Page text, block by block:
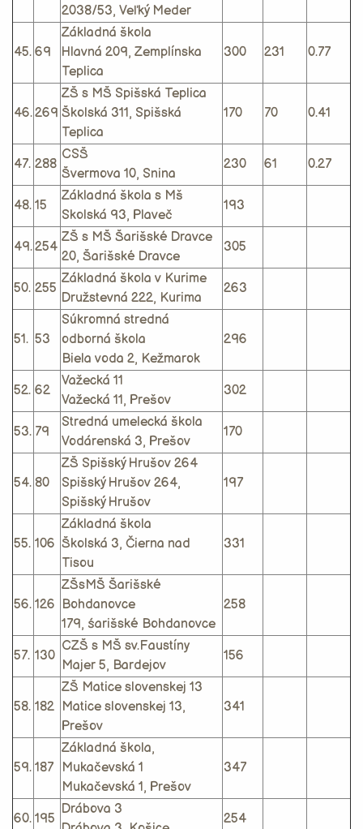
2038/53, Veľký Meder
45. 69
Základná škola
Hlavná 209, Zemplínska
Teplica
300 231 0.77
46.269
ZŠ s MŠ Spišská Teplica
Školská 311, Spišská
Teplica
170 70 0.41
47. 288
CSŠ
Švermova 10, Snina
230 61 0.27
48. 15
Základná škola s Mš
Skolská 93, Plaveč
193
49.254
ZŠ s MŠ Šarišské Dravce
20, Šarišské Dravce
305
50. 255
Základná škola v Kurime
Družstevná 222, Kurima
263
51. 53
Súkromná stredná
odborná škola
Biela voda 2, Kežmarok
296
52. 62
Važecká 11
Važecká 11, Prešov
302
53. 79
Stredná umelecká škola
Vodárenská 3, Prešov
170
54. 80
ZŠ Spišský Hrušov 264
Spišský Hrušov 264,
Spišský Hrušov
197
55. 106
Základná škola
Školská 3, Čierna nad
Tisou
331
56. 126
ZŠsMŠ Šarišské
Bohdanovce
179, śarišské Bohdanovce
258
57. 130
CZŠ s MŠ sv.Faustíny
Majer 5, Bardejov
156
58. 182
ZŠ Matice slovenskej 13
Matice slovenskej 13,
Prešov
341
59. 187
Základná škola,
Mukačevská 1
Mukačevská 1, Prešov
347
60. 195
Drábova 3
254